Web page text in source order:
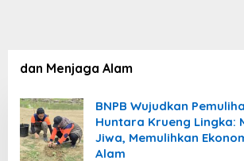
dan Menjaga Alam
BNPB Wujudkan
Huntara Krueng Lingka:
Jiwa, Memulihkan
Alam